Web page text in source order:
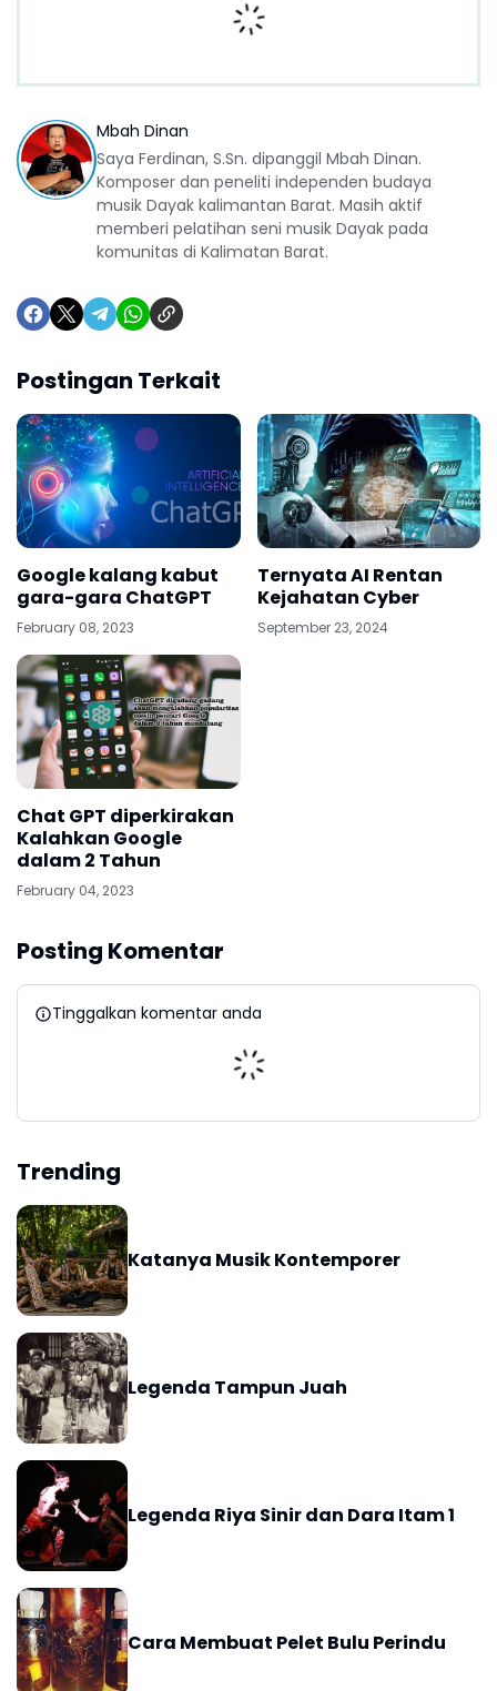
Mbah Dinan
Saya Ferdinan, S.Sn. dipanggil Mbah Dinan.
Komposer dan peneliti independen budaya
musik Dayak kalimantan Barat. Masih aktif
memberi pelatihan seni musik Dayak pada
komunitas di Kalimatan Barat.
Postingan Terkait
Google kalang kabut
gara-gara ChatGPT
February 08, 2023
Ternyata AI Rentan
Kejahatan Cyber
September 23, 2024
Chat GPT diperkirakan
Kalahkan Google
dalam 2 Tahun
February 04, 2023
Posting Komentar
Tinggalkan komentar anda
Trending
Katanya Musik Kontemporer
Legenda Tampun Juah
Legenda Riya Sinir dan Dara Itam 1
Cara Membuat Pelet Bulu Perindu